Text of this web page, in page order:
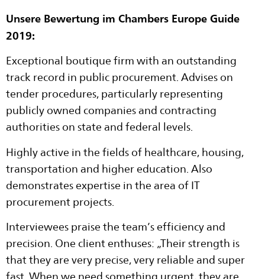
Unsere Bewertung im Chambers Europe Guide
2019:
Exceptional boutique firm with an outstanding
track record in public procurement. Advises on
tender procedures, particularly representing
publicly owned companies and contracting
authorities on state and federal levels.
Highly active in the fields of healthcare, housing,
transportation and higher education. Also
demonstrates expertise in the area of IT
procurement projects.
Interviewees praise the team’s efficiency and
precision. One client enthuses: „Their strength is
that they are very precise, very reliable and super
fast. When we need something urgent, they are